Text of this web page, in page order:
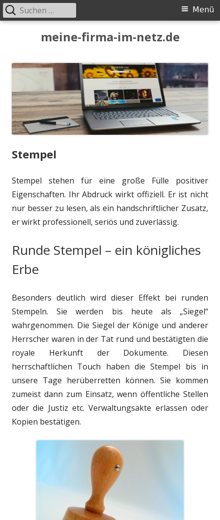
meine-firma-im-netz.de
Primäres
Menü
Suchen
nach:
Stempel
Stempel stehen für eine große Fülle positiver
Eigenschaften. Ihr Abdruck wirkt offiziell. Er ist nicht
nur besser zu lesen, als ein handschriftlicher Zusatz,
er wirkt professionell, seriös und zuverlässig.
Runde Stempel – ein königliches
Erbe
Besonders deutlich wird dieser Effekt bei runden
Stempeln. Sie werden bis heute als „Siegel“
wahrgenommen. Die Siegel der Könige und anderer
Herrscher waren in der Tat rund und bestätigten die
royale Herkunft der Dokumente. Diesen
herrschaftlichen Touch haben die Stempel bis in
unsere Tage herüberretten können. Sie kommen
zumeist dann zum Einsatz, wenn öffentliche Stellen
oder die Justiz etc. Verwaltungsakte erlassen oder
Kopien bestätigen.